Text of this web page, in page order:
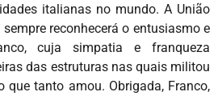
italianas no mundo. A União
reconhecerá o entusiasmo e
cuja simpatia e franqueza
das estruturas nas quais militou
tanto amou. Obrigada, Franco,